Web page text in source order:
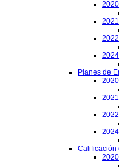
2020
2021
2022
2024
Planes de
2020
2021
2022
2024
Calificación
2020